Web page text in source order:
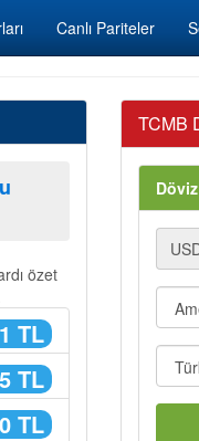
Canlı Pariteler
özet
TL
TL
TL
TCMB